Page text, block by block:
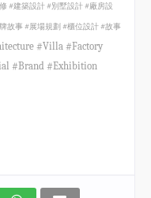
#建築設計#別墅設計#廠房設
故事#展場規劃 #櫃位設計#故事
#Villa #Factory
#Brand #Exhibition